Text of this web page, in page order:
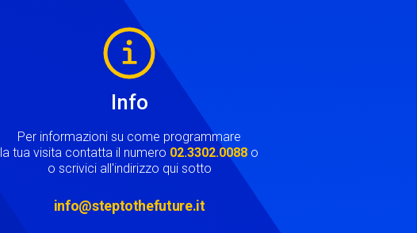
Info
Per informazioni su come programmare
la tua visita contatta il numero 02.3302.0088 o
o scrivici all'indirizzo qui sotto
info@steptothefuture.it